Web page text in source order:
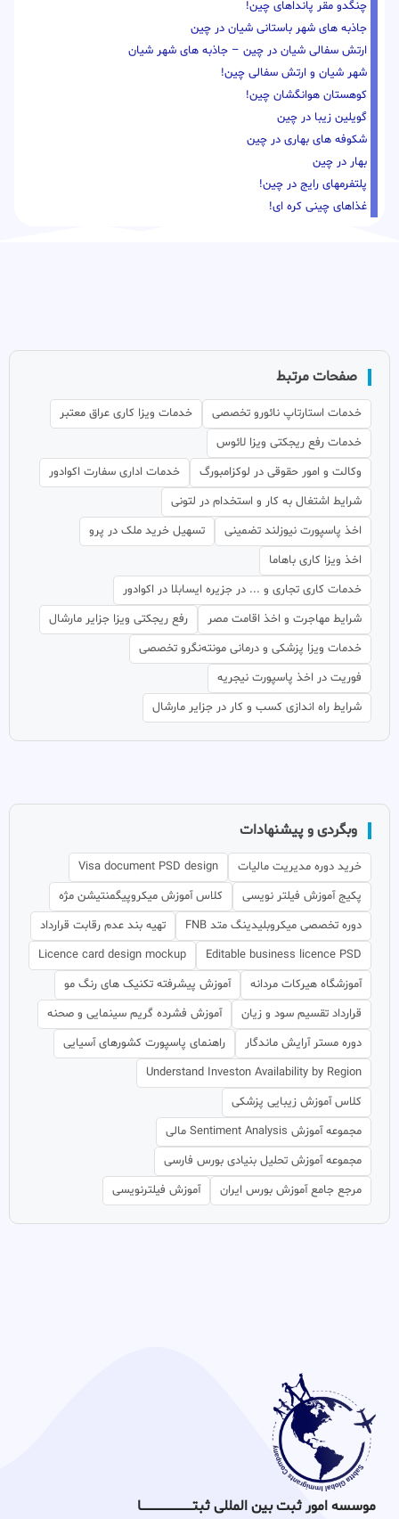
چنگدو مقر پانداهای چین!
جاذبه های شهر باستانی شیان در چین
ارتش سفالی شیان در چین – جاذبه های شهر شیان
شهر شیان و ارتش سفالی چین!
کوهستان هوانگشان چین!
گویلین زیبا در چین
شکوفه های بهاری در چین
بهار در چین
پلتفرمهای رایج در چین!
غذاهای چینی کره ای!
صفحات مرتبط
خدمات استارتاپ نائورو تخصصی
خدمات ویزا کاری عراق معتبر
خدمات رفع ریجکتی ویزا لائوس
وکالت و امور حقوقی در لوکزامبورگ
خدمات اداری سفارت اکوادور
شرایط اشتغال به کار و استخدام در لتونی
اخذ پاسپورت نیوزلند تضمینی
تسهیل خرید ملک در پرو
اخذ ویزا کاری باهاما
خدمات کاری تجاری و ... در جزیره ایسابلا در اکوادور
شرایط مهاجرت و اخذ اقامت مصر
رفع ریجکتی ویزا جزایر مارشال
خدمات ویزا پزشکی و درمانی مونته‌نگرو تخصصی
فوریت در اخذ پاسپورت نیجریه
شرایط راه اندازی کسب و کار در جزایر مارشال
وبگردی و پیشنهادات
خرید دوره مدیریت مالیات
Visa document PSD design
پکیج آموزش فیلتر نویسی
کلاس آموزش میکروپیگمنتیشن مژه
دوره تخصصی میکروبلیدینگ متد FNB
تهیه بند عدم رقابت قرارداد
Editable business licence PSD
Licence card design mockup
آموزشگاه هیرکات مردانه
آموزش پیشرفته تکنیک های رنگ مو
قرارداد تقسیم سود و زیان
آموزش فشرده گریم سینمایی و صحنه
دوره مستر آرایش ماندگار
راهنمای پاسپورت کشورهای آسیایی
Understand Investon Availability by Region
کلاس آموزش زیبایی پزشکی
مجموعه آموزش Sentiment Analysis مالی
مجموعه آموزش تحلیل بنیادی بورس فارسی
مرجع جامع آموزش بورس ایران
آموزش فیلترنویسی
موسسه امور ثبت بین المللی ثبتـــــــــــــــــــــــــــــا